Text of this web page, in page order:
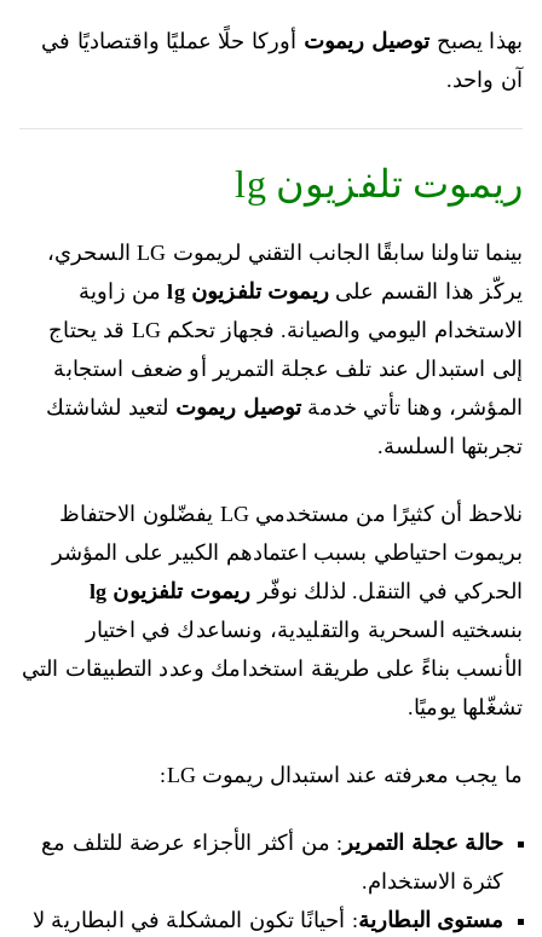
بهذا يصبحتوصيل ريموت أوركا حلًا عمليًا واقتصاديًا في
آن واحد.
ريموت تلفزيون lg
بينما تناولنا سابقًا الجانب التقني لريموت LG السحري،
يركّز هذا القسم علىريموت تلفزيون lg
من زاوية
الاستخدام اليومي والصيانة. فجهاز تحكم LG قد يحتاج
إلى استبدال عند تلف عجلة التمرير أو ضعف استجابة
المؤشر، وهنا تأتي خدمةتوصيل ريموت لتعيد لشاشتك
تجربتها السلسة.
نلاحظ أن كثيرًا من مستخدمي LG يفضّلون الاحتفاظ
بريموت احتياطي بسبب اعتمادهم الكبير على المؤشر
الحركي في التنقل. لذلك نوفّر ريموت تلفزيون lg
بنسختيه السحرية والتقليدية، ونساعدك في اختيار
الأنسب بناءً على طريقة استخدامك وعدد التطبيقات التي
تشغّلها يوميًا.
ما يجب معرفته عند استبدال ريموت LG:
حالة عجلة التمرير : من أكثر الأجزاء عرضة للتلف مع
كثرة الاستخدام.
مستوى البطارية: أحيانًا تكون المشكلة في البطارية لا